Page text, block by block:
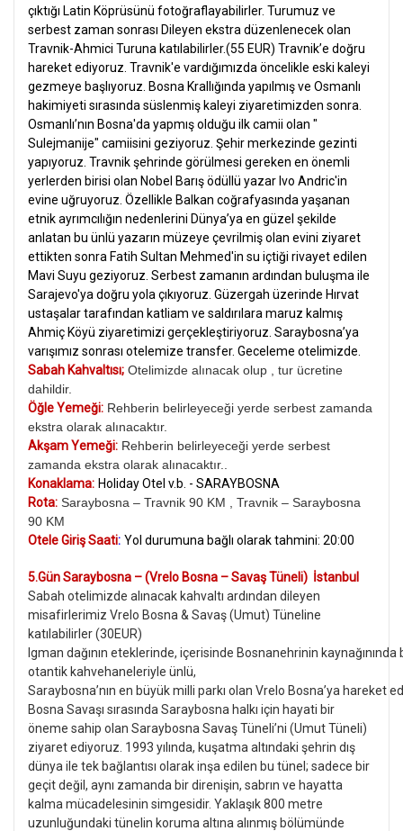
çıktığı Latin Köprüsünü fotoğraflayabilirler. Turumuz ve
serbest zaman sonrası Dileyen ekstra düzenlenecek olan
Travnik-Ahmici Turuna katılabilirler.(55 EUR) Travnik’e doğru
hareket ediyoruz. Travnik'e vardığımızda öncelikle eski kaleyi
gezmeye başlıyoruz. Bosna Krallığında yapılmış ve Osmanlı
hakimiyeti sırasında süslenmiş kaleyi ziyaretimizden sonra.
Osmanlı’nın Bosna'da yapmış olduğu ilk camii olan "
Sulejmanije" camiisini geziyoruz. Şehir merkezinde gezinti
yapıyoruz. Travnik şehrinde görülmesi gereken en önemli
yerlerden birisi olan Nobel Barış ödüllü yazar Ivo Andric'in
evine uğruyoruz. Özellikle Balkan coğrafyasında yaşanan
etnik ayrımcılığın nedenlerini Dünya’ya en güzel şekilde
anlatan bu ünlü yazarın müzeye çevrilmiş olan evini ziyaret
ettikten sonra Fatih Sultan Mehmed'in su içtiği rivayet edilen
Mavi Suyu geziyoruz. Serbest zamanın ardından buluşma ile
Sarajevo'ya doğru yola çıkıyoruz. Güzergah üzerinde Hırvat
ustaşalar tarafından katliam ve saldırılara maruz kalmış
Ahmiç Köyü ziyaretimizi gerçekleştiriyoruz. Saraybosna’ya
varışımız sonrası otelemize transfer. Geceleme otelimizde.
Sabah Kahvaltısı; Otelimizde alınacak olup , tur ücretine
dahildir.
Öğle Yemeği: Rehberin belirleyeceği yerde serbest zamanda
ekstra olarak alınacaktır.
Akşam Yemeği: Rehberin belirleyeceği yerde serbest
zamanda ekstra olarak alınacaktır..
Konaklama: Holiday Otel v.b. - SARAYBOSNA
Rota: Saraybosna – Travnik 90 KM , Travnik – Saraybosna
90 KM
Otele Giriş Saati: Yol durumuna bağlı olarak tahmini: 20:00
5.Gün Saraybosna – (Vrelo Bosna – Savaş Tüneli) İstanbul
Sabah otelimizde alınacak kahvaltı ardından dileyen
misafirlerimiz Vrelo Bosna & Savaş (Umut) Tüneline
katılabilirler (30EUR)
Igman dağının eteklerinde, içerisinde Bosnanehrinin
otantik kahvehaneleriyle ünlü,
Saraybosna’nın en büyük milli parkı olan Vrelo Bosna’ya
Bosna Savaşı sırasında Saraybosna halkı için hayati bir
öneme sahip olan Saraybosna Savaş Tüneli’ni (Umut Tüneli)
ziyaret ediyoruz. 1993 yılında, kuşatma altındaki şehrin dış
dünya ile tek bağlantısı olarak inşa edilen bu tünel; sadece bir
geçit değil, aynı zamanda bir direnişin, sabrın ve hayatta
kalma mücadelesinin simgesidir. Yaklaşık 800 metre
uzunluğundaki tünelin koruma altına alınmış bölümünde